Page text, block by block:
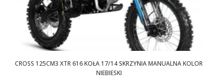
CROSS 125CM3 XTR 616 KOŁA 17/14 SKRZYNIA MANUALNA KOLOR
NIEBIESKI